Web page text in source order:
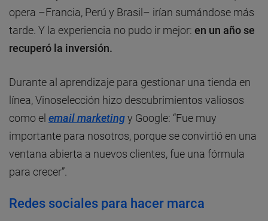
opera –Francia, Perú y Brasil– irían sumándose más
tarde. Y la experiencia no pudo ir mejor: en un año se
recuperó la inversión.
Durante al aprendizaje para gestionar una tienda en
línea, Vinoselección hizo descubrimientos valiosos
como el email marketingy Google: “Fue muy
importante para nosotros, porque se convirtió en una
ventana abierta a nuevos clientes, fue una fórmula
para crecer”.
Redes sociales para hacer marca